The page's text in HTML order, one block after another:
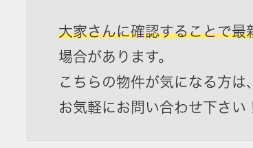
大家さんに確認することで最
場合があります。
こちらの物件が気になる方は、
お気軽にお問い合わせ下さい